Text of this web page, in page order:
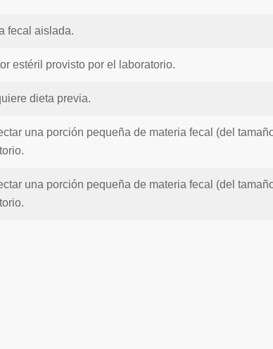
fecal aislada.
estéril provisto por el laboratorio.
dieta previa.
una porción pequeña de materia fecal (del
una porción pequeña de materia fecal (del